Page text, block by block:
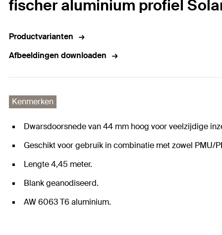
fischer aluminium profiel
Productvarianten
Afbeeldingen downloaden
Kenmerken
Dwarsdoorsnede van 44 mm hoog voor veelzijdige
Geschikt voor gebruik in combinatie met zowel PMU/
Lengte 4,45 meter.
Blank geanodiseerd.
AW 6063 T6 aluminium.